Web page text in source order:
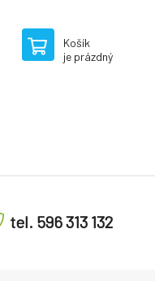
Košík
je prázdný
tel. 596 313 132